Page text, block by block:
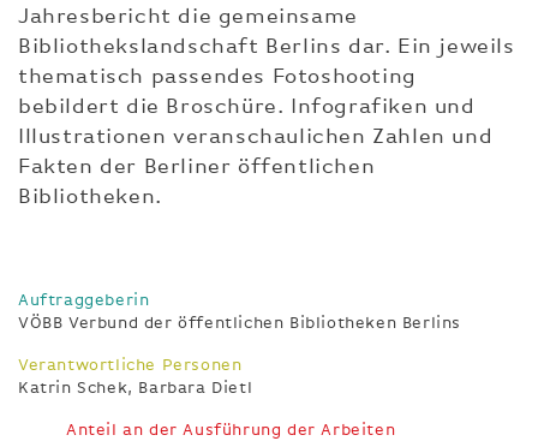
Jahresbericht die gemeinsame
Bibliothekslandschaft Berlins dar. Ein jeweils
thematisch passendes Fotoshooting
bebildert die Broschüre. Infografiken und
Illustrationen veranschaulichen Zahlen und
Fakten der Berliner öffentlichen
Bibliotheken.
Auftraggeberin
VÖBB Verbund der öffentlichen Bibliotheken Berlins
Verantwortliche Personen
Katrin Schek, Barbara Dietl
Anteil an der Ausführung der Arbeiten